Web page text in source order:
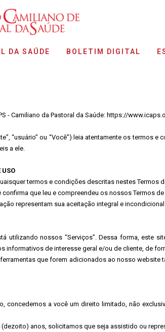
DA SAÚDE BOLETIM DIGITAL
- Camiliano da Pastoral da Saúde: https://
“usuário” ou “Você”) leia atentamente os termos
a ele.
USO
termos e condições descritas nestes Termos
que leu e compreendeu os nossos Termos
representam sua aceitação integral e
utilizando nossos “Serviços”. Dessa forma, este
informativos de interesse geral e/ou de cliente, de
que forem adicionados ao nosso
concedemos a você um direito limitado, não
(dezoito) anos, solicitamos que seja assistido ou